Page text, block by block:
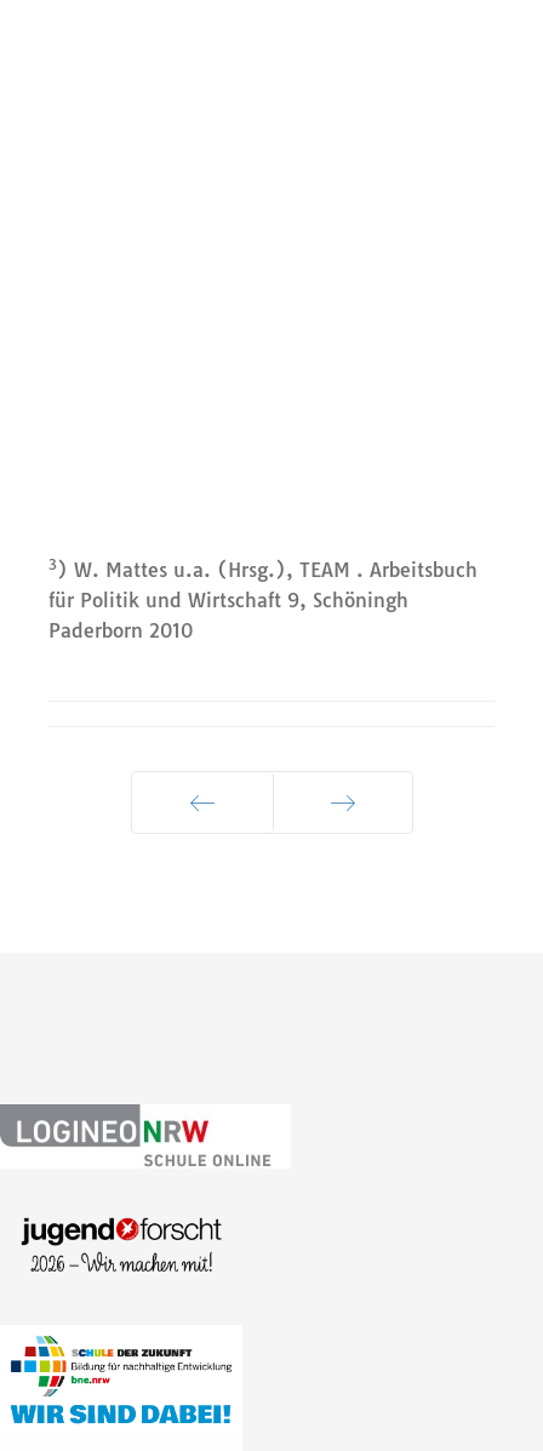
3) W. Mattes u.a. (Hrsg.), TEAM . Arbeitsbuch
für Politik und Wirtschaft 9, Schöningh
Paderborn 2010